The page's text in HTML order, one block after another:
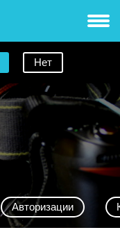
Нет
Авторизации